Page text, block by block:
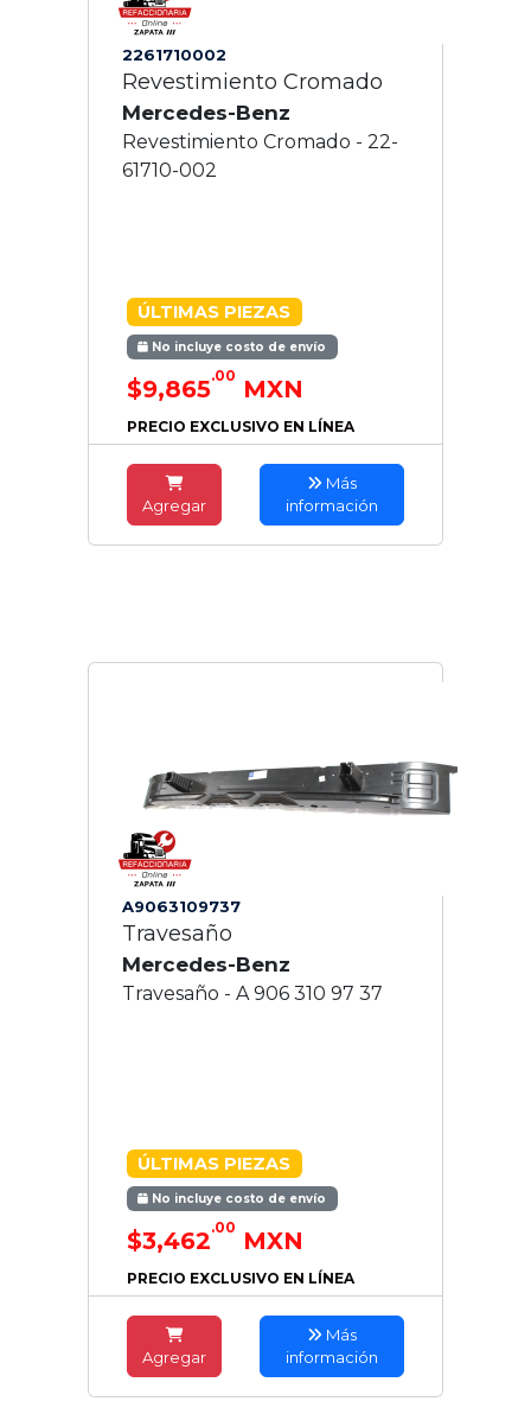
2261710002
Revestimiento Cromado
Mercedes-Benz
Revestimiento Cromado - 22-
61710-002
ÚLTIMAS PIEZAS
No incluye costo de envío
$9,865.00 MXN
PRECIO EXCLUSIVO EN LÍNEA
Agregar
Más
información
A9063109737
Travesaño
Mercedes-Benz
Travesaño - A 906 310 97 37
ÚLTIMAS PIEZAS
No incluye costo de envío
$3,462.00 MXN
PRECIO EXCLUSIVO EN LÍNEA
Agregar
Más
información